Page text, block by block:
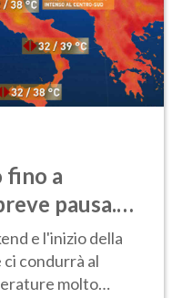
fino a
pausa.
e l'inizio della
condurrà al
molto